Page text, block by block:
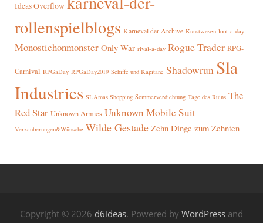
Ideas Overflow
rollenspielblogs Karneval der Archive Kunstwesen loot-a-day
Monostichonmonster Only War rival-a-day Rogue Trader RPG-
Carnival RPGaDay RPGaDay2019 Schiffe und Kapitäne Shadowrun Sla
Industries SLAmas Shopping Sommerverdichtung Tage des Ruins The
Red Star Unknown Armies Unknown Mobile Suit
Verzauberungen&Wünsche Wilde Gestade Zehn Dinge zum Zehnten
Copyright © 2026 d6ideas. Powered by WordPress and